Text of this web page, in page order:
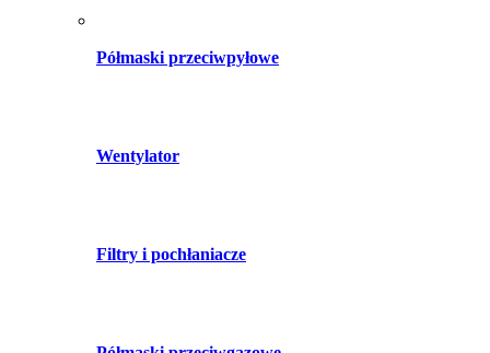
Półmaski przeciwpyłowe
Wentylator
Filtry i pochłaniacze